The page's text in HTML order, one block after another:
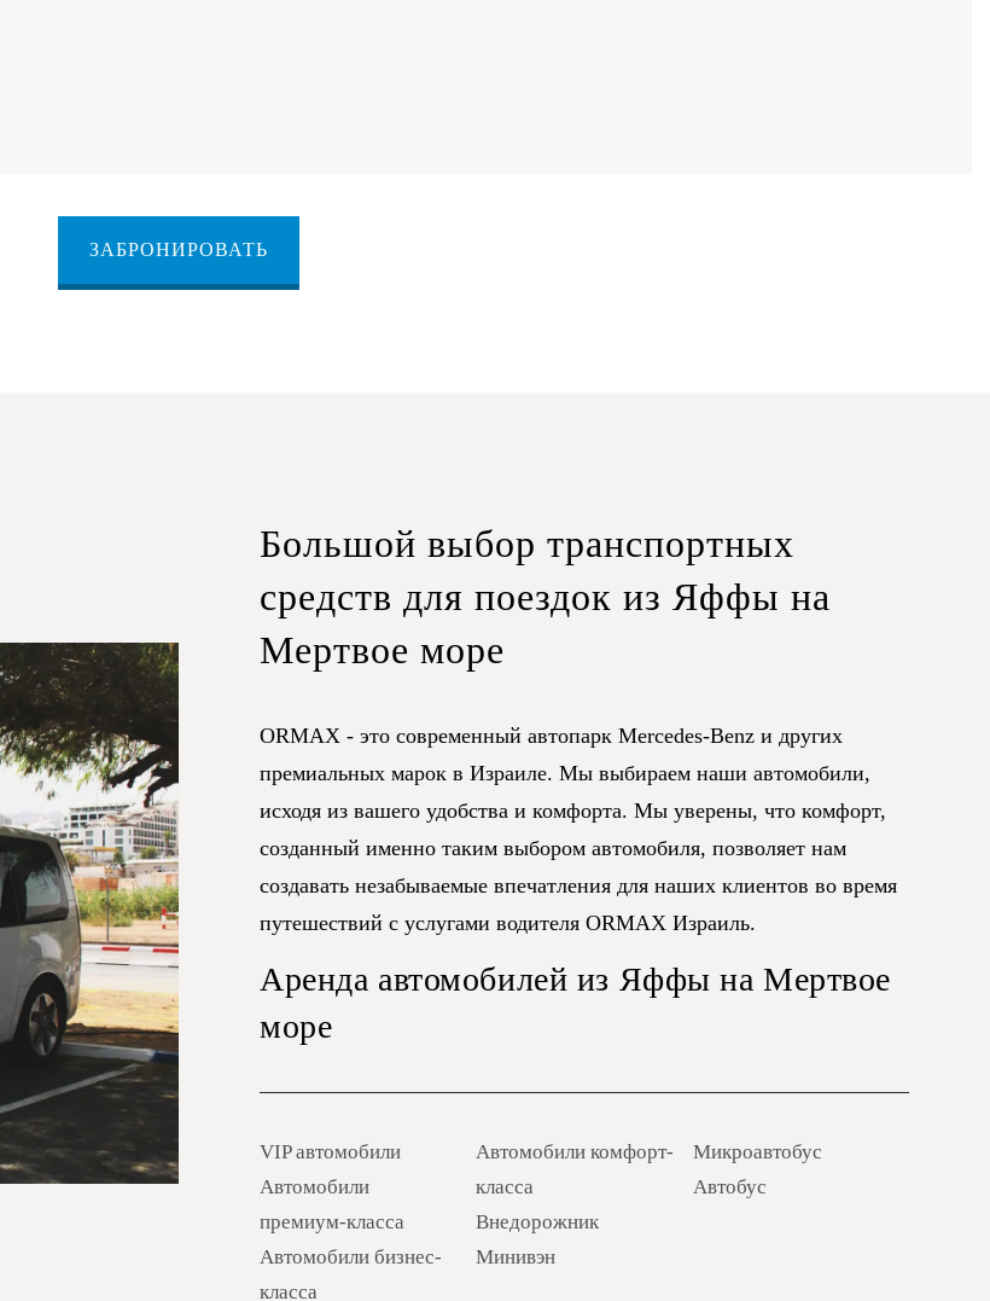
ЗАБРОНИРОВАТЬ
Большой выбор транспортных
средств для поездок из Яффы на
Мертвое море
ORMAX - это современный автопарк Mercedes-Benz и других
премиальных марок в Израиле. Мы выбираем наши автомобили,
исходя из вашего удобства и комфорта. Мы уверены, что комфорт,
созданный именно таким выбором автомобиля, позволяет нам
создавать незабываемые впечатления для наших клиентов во время
путешествий с услугами водителя ORMAX Израиль.
Аренда автомобилей из Яффы на Мертвое
море
VIP автомобили
Автомобили
премиум-класса
Автомобили бизнес-
класса
Автомобили комфорт-
класса
Внедорожник
Минивэн
Микроавтобус
Автобус